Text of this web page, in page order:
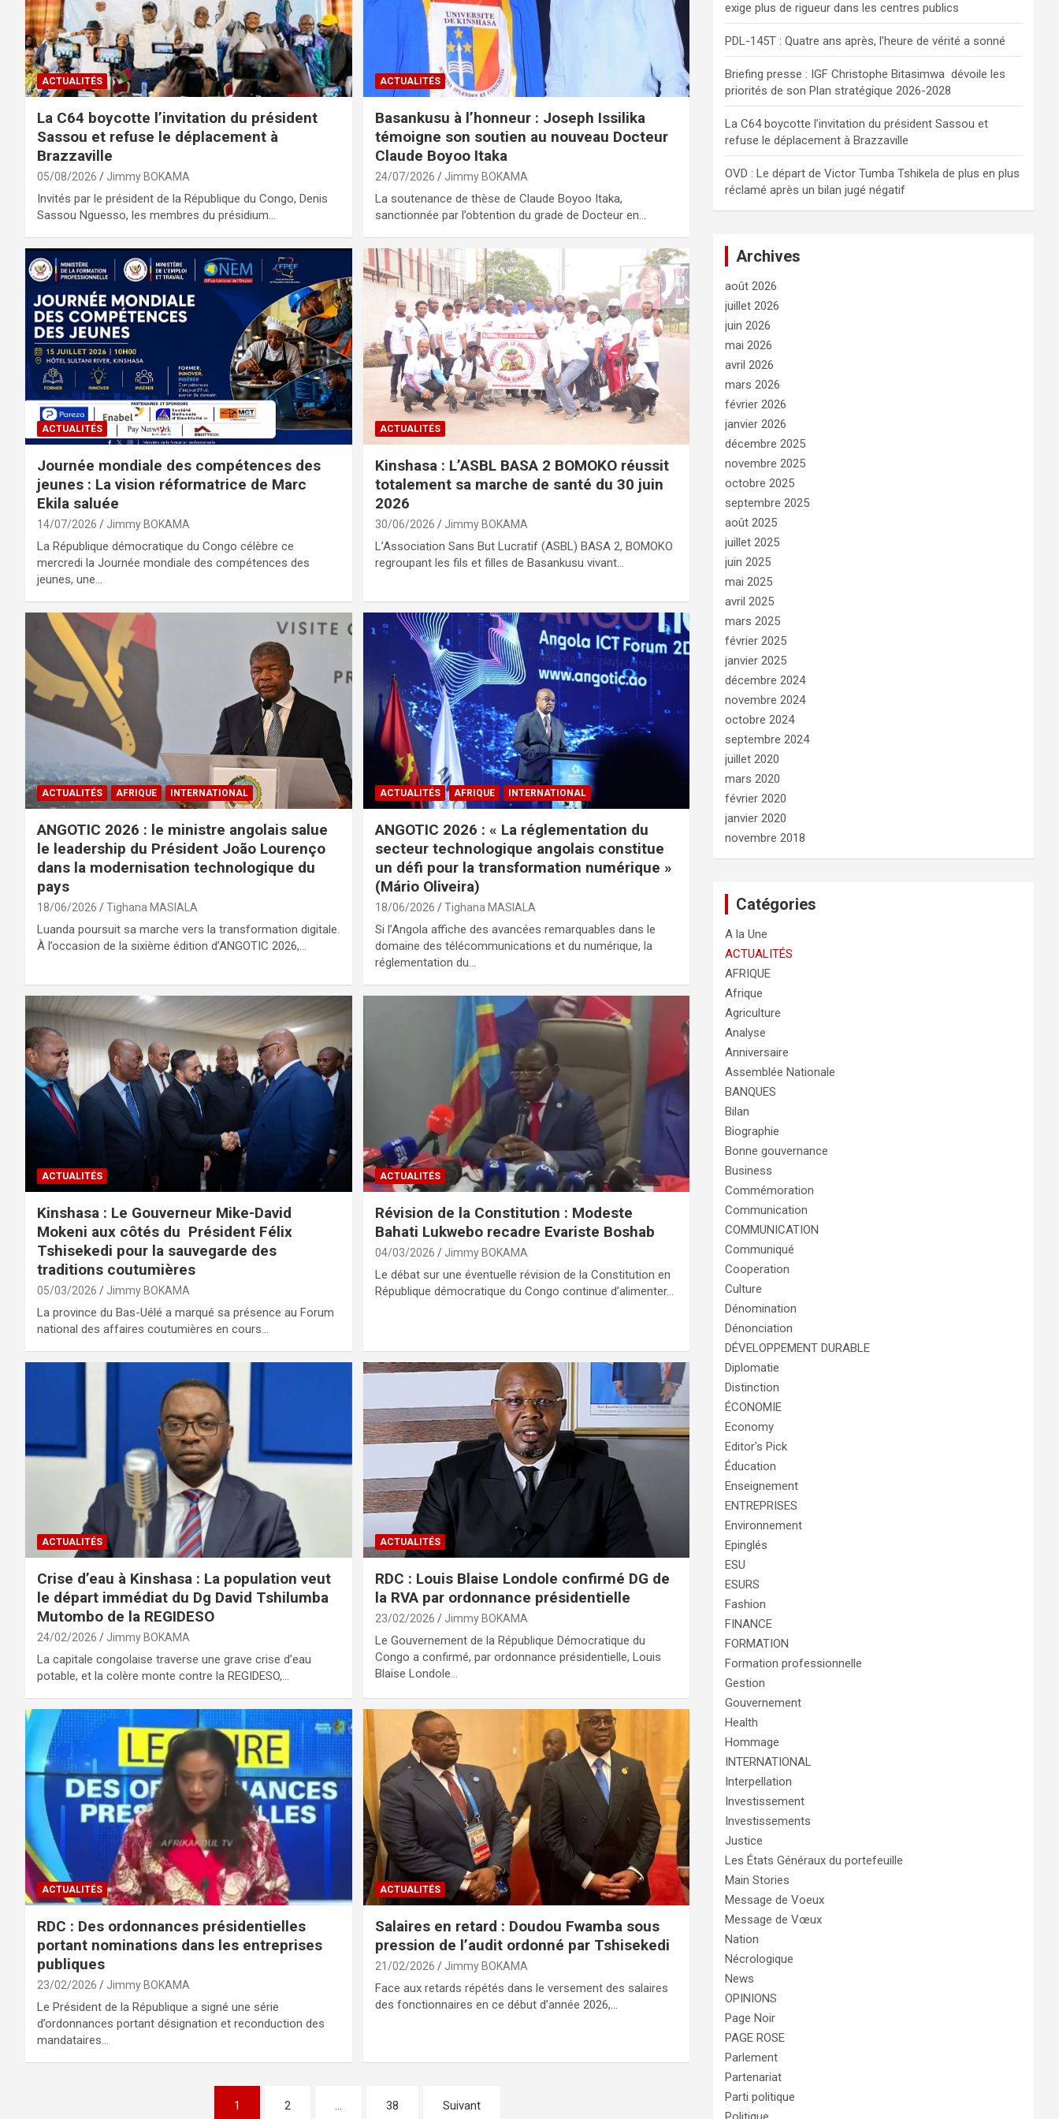
ACTUALITÉS
La C64 boycotte l’invitation du président
Sassou et refuse le déplacement à
Brazzaville
05/08/2026 Jimmy BOKAMA
Invités par le président de la République du Congo, Denis
Sassou Nguesso, les membres du présidium…
ACTUALITÉS
Basankusu à l’honneur : Joseph Issilika
témoigne son soutien au nouveau Docteur
Claude Boyoo Itaka
24/07/2026 Jimmy BOKAMA
La soutenance de thèse de Claude Boyoo Itaka,
sanctionnée par l’obtention du grade de Docteur en…
ACTUALITÉS
Journée mondiale des compétences des
jeunes : La vision réformatrice de Marc
Ekila saluée
14/07/2026 Jimmy BOKAMA
La République démocratique du Congo célèbre ce
mercredi la Journée mondiale des compétences des
jeunes, une…
ACTUALITÉS
Kinshasa : L’ASBL BASA 2 BOMOKO réussit
totalement sa marche de santé du 30 juin
2026
30/06/2026 Jimmy BOKAMA
L’Association Sans But Lucratif (ASBL) BASA 2, BOMOKO
regroupant les fils et filles de Basankusu vivant…
ACTUALITÉS AFRIQUE INTERNATIONAL
ANGOTIC 2026 : le ministre angolais salue
le leadership du Président João Lourenço
dans la modernisation technologique du
pays
18/06/2026 Tighana MASIALA
Luanda poursuit sa marche vers la transformation digitale.
À l’occasion de la sixième édition d’ANGOTIC 2026,…
ACTUALITÉS AFRIQUE INTERNATIONAL
ANGOTIC 2026 : « La réglementation du
secteur technologique angolais constitue
un défi pour la transformation numérique »
(Mário Oliveira)
18/06/2026 Tighana MASIALA
Si l’Angola affiche des avancées remarquables dans le
domaine des télécommunications et du numérique, la
réglementation du…
ACTUALITÉS
Kinshasa : Le Gouverneur Mike-David
Mokeni aux côtés du Président Félix
Tshisekedi pour la sauvegarde des
traditions coutumières
05/03/2026 Jimmy BOKAMA
La province du Bas-Uélé a marqué sa présence au Forum
national des affaires coutumières en cours…
ACTUALITÉS
Révision de la Constitution : Modeste
Bahati Lukwebo recadre Evariste Boshab
04/03/2026 Jimmy BOKAMA
Le débat sur une éventuelle révision de la Constitution en
République démocratique du Congo continue d’alimenter…
ACTUALITÉS
Crise d’eau à Kinshasa : La population veut
le départ immédiat du Dg David Tshilumba
Mutombo de la REGIDESO
24/02/2026 Jimmy BOKAMA
La capitale congolaise traverse une grave crise d’eau
potable, et la colère monte contre la REGIDESO,…
ACTUALITÉS
RDC : Louis Blaise Londole confirmé DG de
la RVA par ordonnance présidentielle
23/02/2026 Jimmy BOKAMA
Le Gouvernement de la République Démocratique du
Congo a confirmé, par ordonnance présidentielle, Louis
Blaise Londole…
ACTUALITÉS
RDC : Des ordonnances présidentielles
portant nominations dans les entreprises
publiques
23/02/2026 Jimmy BOKAMA
Le Président de la République a signé une série
d’ordonnances portant désignation et reconduction des
mandataires…
ACTUALITÉS
Salaires en retard : Doudou Fwamba sous
pression de l’audit ordonné par Tshisekedi
21/02/2026 Jimmy BOKAMA
Face aux retards répétés dans le versement des salaires
des fonctionnaires en ce début d’année 2026,…
1 2 … 38 Suivant
e
r
exige plus de rigueur dans les centres publics
PDL-145T : Quatre ans après, l’heure de vérité a sonné
Briefing presse : IGF Christophe Bitasimwa dévoile les
priorités de son Plan stratégique 2026-2028
La C64 boycotte l’invitation du président Sassou et
refuse le déplacement à Brazzaville
OVD : Le départ de Victor Tumba Tshikela de plus en plus
réclamé après un bilan jugé négatif
Archives
août 2026
juillet 2026
juin 2026
mai 2026
avril 2026
mars 2026
février 2026
janvier 2026
décembre 2025
novembre 2025
octobre 2025
septembre 2025
août 2025
juillet 2025
juin 2025
mai 2025
avril 2025
mars 2025
février 2025
janvier 2025
décembre 2024
novembre 2024
octobre 2024
septembre 2024
juillet 2020
mars 2020
février 2020
janvier 2020
novembre 2018
Catégories
A la Une
ACTUALITÉS
AFRIQUE
Afrique
Agriculture
Analyse
Anniversaire
Assemblée Nationale
BANQUES
Bilan
Biographie
Bonne gouvernance
Business
Commémoration
Communication
COMMUNICATION
Communiqué
Cooperation
Culture
Dénomination
Dénonciation
DÉVELOPPEMENT DURABLE
Diplomatie
Distinction
ÉCONOMIE
Economy
Editor's Pick
Éducation
Enseignement
ENTREPRISES
Environnement
Epinglés
ESU
ESURS
Fashion
FINANCE
FORMATION
Formation professionnelle
Gestion
Gouvernement
Health
Hommage
INTERNATIONAL
Interpellation
Investissement
Investissements
Justice
Les États Généraux du portefeuille
Main Stories
Message de Voeux
Message de Vœux
Nation
Nécrologique
News
OPINIONS
Page Noir
PAGE ROSE
Parlement
Partenariat
Parti politique